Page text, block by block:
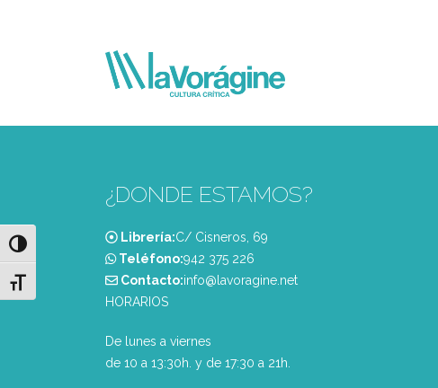
Alternar alto contraste
Alternar tamaño de letra
¿DONDE ESTAMOS?
Librería:C/ Cisneros, 69
Teléfono:‭942 375 226‬
Contacto:info@lavoragine.net
HORARIOS
De lunes a viernes
de 10 a 13:30h. y de 17:30 a 21h.